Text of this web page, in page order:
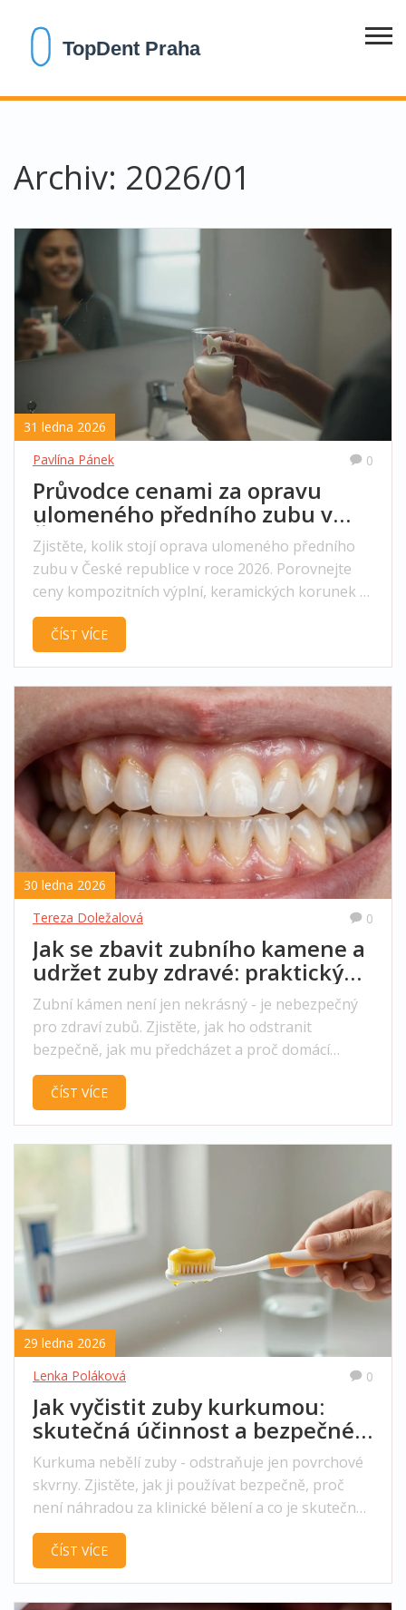
Archiv: 2026/01
31 ledna 2026
Pavlína Pánek
0
Průvodce cenami za opravu
ulomeného předního zubu v
České republice
Zjistěte, kolik stojí oprava ulomeného předního
zubu v České republice v roce 2026. Porovnejte
ceny kompozitních výplní, keramických korunek a
implantátů a zjistěte, jak si vybrat nejlepší řešení.
ČÍST VÍCE
30 ledna 2026
Tereza Doležalová
0
Jak se zbavit zubního kamene a
udržet zuby zdravé: praktický
návod
Zubní kámen není jen nekrásný - je nebezpečný
pro zdraví zubů. Zjistěte, jak ho odstranit
bezpečně, jak mu předcházet a proč domácí
metody selhávají. Praktický návod pro trvalé
zdraví úst.
ČÍST VÍCE
29 ledna 2026
Lenka Poláková
0
Jak vyčistit zuby kurkumou:
skutečná účinnost a bezpečné
postupy
Kurkuma nebělí zuby - odstraňuje jen povrchové
skvrny. Zjistěte, jak ji používat bezpečně, proč
není náhradou za klinické bělení a co je skutečně
účinné pro bílé zuby.
ČÍST VÍCE